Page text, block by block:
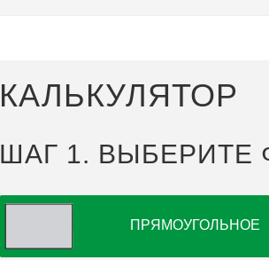
КАЛЬКУЛЯТОР
ШАГ 1. ВЫБЕРИТЕ
ПРЯМОУГОЛЬНОЕ